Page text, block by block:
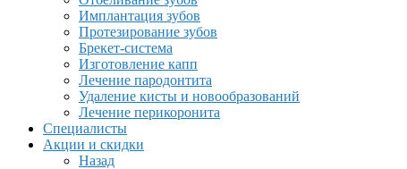
Имплантация зубов
Протезирование зубов
Брекет-система
Изготовление капп
Лечение пародонтита
Удаление кисты и новообразований
Лечение перикоронита
Специалисты
Акции и скидки
Назад